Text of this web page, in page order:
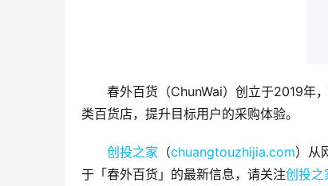
春外百货（ChunWai）创立于2019年
类百货店，提升目标用户的采购体验。
创投之家 （chuangtouzhijia.com）从
于「春外百货」的最新信息，请关注创投之